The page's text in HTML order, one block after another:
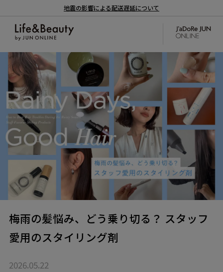
地震の影響による配送遅延について
梅雨の髪悩み、どう乗り切る？ スタッフ
愛用のスタイリング剤
2026.05.22